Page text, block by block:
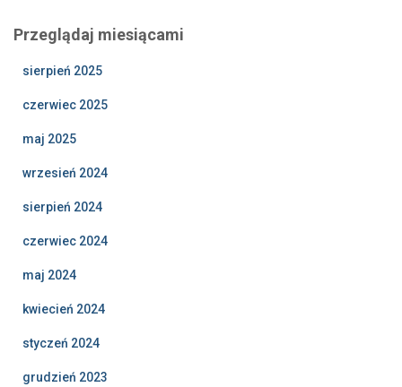
Przeglądaj miesiącami
sierpień 2025
czerwiec 2025
maj 2025
wrzesień 2024
sierpień 2024
czerwiec 2024
maj 2024
kwiecień 2024
styczeń 2024
grudzień 2023